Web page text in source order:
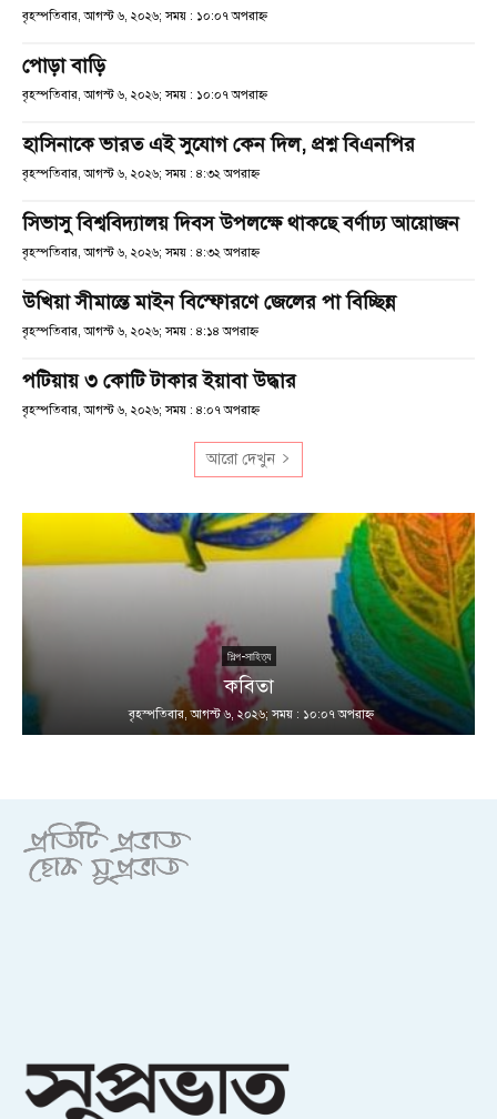
বৃহস্পতিবার, আগস্ট ৬, ২০২৬; সময় : ১০:০৭ অপরাহ্ণ
পোড়া বাড়ি
বৃহস্পতিবার, আগস্ট ৬, ২০২৬; সময় : ১০:০৭ অপরাহ্ণ
হাসিনাকে ভারত এই সুযোগ কেন দিল, প্রশ্ন বিএনপির
বৃহস্পতিবার, আগস্ট ৬, ২০২৬; সময় : ৪:৩২ অপরাহ্ণ
সিভাসু বিশ্ববিদ্যালয় দিবস উপলক্ষে থাকছে বর্ণাঢ্য আয়োজন
বৃহস্পতিবার, আগস্ট ৬, ২০২৬; সময় : ৪:৩২ অপরাহ্ণ
উখিয়া সীমান্তে মাইন বিস্ফোরণে জেলের পা বিচ্ছিন্ন
বৃহস্পতিবার, আগস্ট ৬, ২০২৬; সময় : ৪:১৪ অপরাহ্ণ
পটিয়ায় ৩ কোটি টাকার ইয়াবা উদ্ধার
বৃহস্পতিবার, আগস্ট ৬, ২০২৬; সময় : ৪:০৭ অপরাহ্ণ
আরো দেখুন
শিল্প-সাহিত্য
কবিতা
বৃহস্পতিবার, আগস্ট ৬, ২০২৬; সময় : ১০:০৭ অপরাহ্ণ